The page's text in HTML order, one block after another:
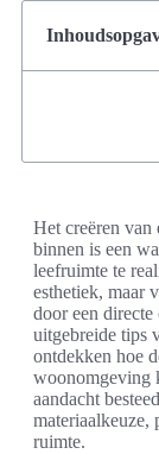
Het creëren van
binnen is een
leefruimte te
esthetiek, maar
door een
uitgebreide tips
ontdekken hoe
woonomgeving
aandacht
materiaalkeuze,
ruimte.